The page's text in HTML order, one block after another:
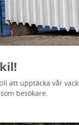
att upptäcka vår
besökare.